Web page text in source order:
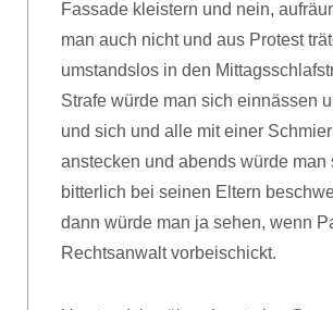
Fassade kleistern und nein,
man auch nicht und aus Protest
umstandslos in den
Strafe würde man sich einnässen
und sich und alle mit einer
anstecken und abends würde man
bitterlich bei seinen Eltern
dann würde man ja sehen, wenn
Rechtsanwalt vorbeischickt.